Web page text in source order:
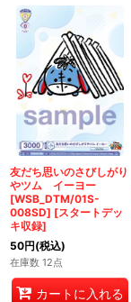
友だち思いのさびしがり
やツム イーヨー
[WSB_DTM/01S-
008SD] [スタートデッ
キ収録]
50円(税込)
在庫数 12点
カートに入れる